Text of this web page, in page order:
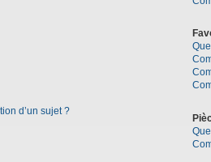
d’un sujet ?